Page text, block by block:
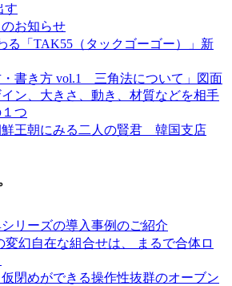
す
お知らせ
る「TAK55（タックゴーゴー）」新
・書き方 vol.1 三角法について」図面
ン、大きさ、動き、材質などを相手
つ
鮮王朝にみる二人の賢君 韓国支店
リーズの導入事例のご紹介
変幻自在な組合せは、 まるで合体ロ
閉めができる操作性抜群のオーブン